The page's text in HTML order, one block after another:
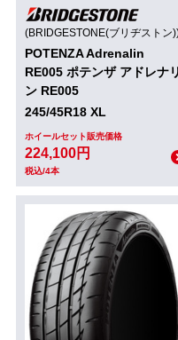
(BRIDGESTONE(ブリヂストン
POTENZA Adrenalin
RE005 ポテンザ アドレナリ
ン RE005
245/45R18 XL
ホイールセット販売価格
224,100円
税込/4本